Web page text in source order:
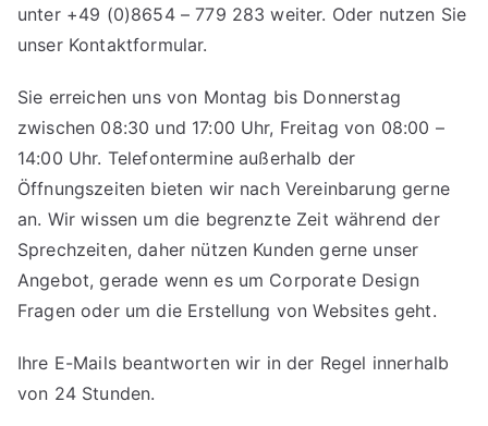
unter +49 (0)8654 – 779 283 weiter. Oder nutzen Sie
unser Kontaktformular.
Sie erreichen uns von Montag bis Donnerstag
zwischen 08:30 und 17:00 Uhr, Freitag von 08:00 –
14:00 Uhr. Telefontermine außerhalb der
Öffnungszeiten bieten wir nach Vereinbarung gerne
an. Wir wissen um die begrenzte Zeit während der
Sprechzeiten, daher nützen Kunden gerne unser
Angebot, gerade wenn es um Corporate Design
Fragen oder um die Erstellung von Websites geht.
Ihre E-Mails beantworten wir in der Regel innerhalb
von 24 Stunden.